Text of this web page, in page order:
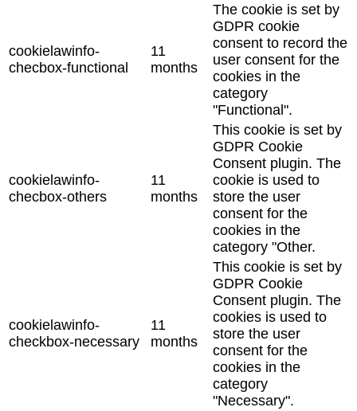
cookielawinfo-
checbox-functional
11
months
The cookie is set by
GDPR cookie
consent to record the
user consent for the
cookies in the
category
"Functional".
cookielawinfo-
checbox-others
11
months
This cookie is set by
GDPR Cookie
Consent plugin. The
cookie is used to
store the user
consent for the
cookies in the
category "Other.
cookielawinfo-
checkbox-necessary
11
months
This cookie is set by
GDPR Cookie
Consent plugin. The
cookies is used to
store the user
consent for the
cookies in the
category
"Necessary".